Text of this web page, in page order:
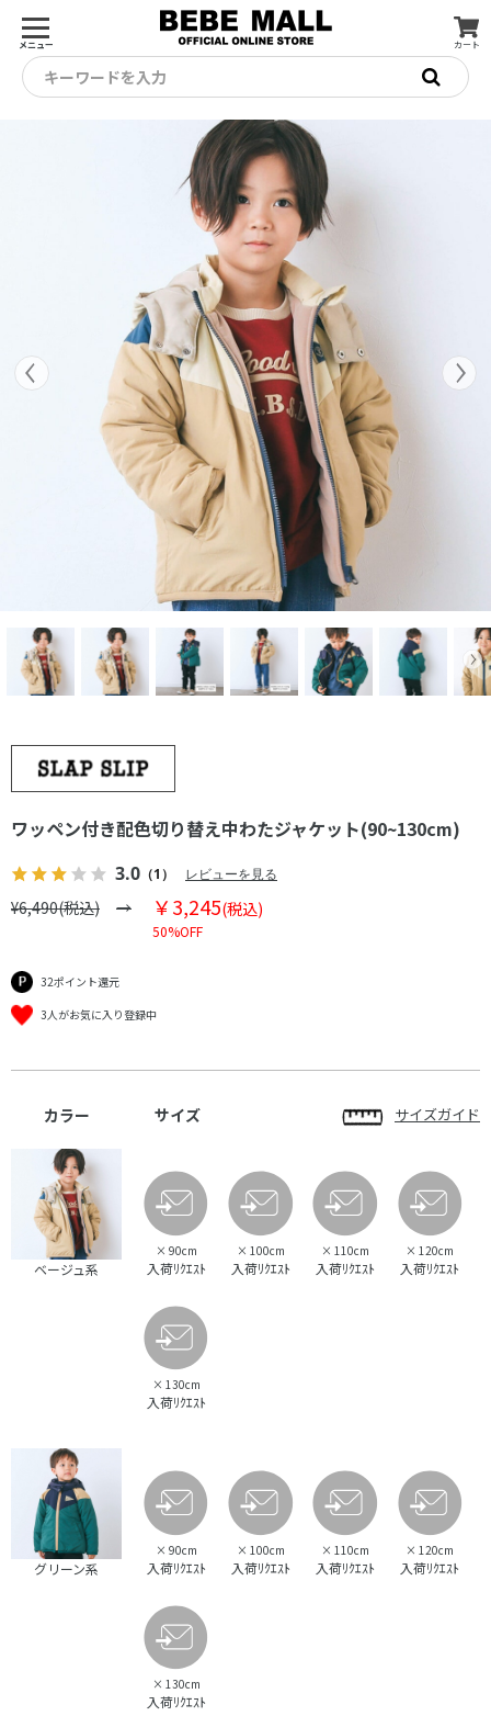
メニュー カート
キーワードを入力
ワッペン付き配色切り替え中わたジャケット(90~130cm)
3.0 （1） レビューを見る
¥6,490(税込) ￥3,245(税込)
50%OFF
32ポイント還元
3人がお気に入り登録中
カラー サイズ サイズガイド
ベージュ系
× 90cm
入荷ﾘｸｴｽﾄ
× 100cm
入荷ﾘｸｴｽﾄ
× 110cm
入荷ﾘｸｴｽﾄ
× 120cm
入荷ﾘｸｴｽﾄ
× 130cm
入荷ﾘｸｴｽﾄ
グリーン系
× 90cm
入荷ﾘｸｴｽﾄ
× 100cm
入荷ﾘｸｴｽﾄ
× 110cm
入荷ﾘｸｴｽﾄ
× 120cm
入荷ﾘｸｴｽﾄ
× 130cm
入荷ﾘｸｴｽﾄ